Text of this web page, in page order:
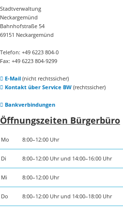
Stadtverwaltung
Neckargemünd
Bahnhofstraße 54
69151 Neckargemünd
Telefon: +49 6223 804-0
Fax: +49 6223 804-9299
E-Mail(nicht rechtssicher)
Kontakt über Service BW(rechtssicher)
Bankverbindungen
Öffnungszeiten Bürgerbüro
Mo 8:00–12:00 Uhr
Di 8:00–12:00 Uhr und 14:00–16:00 Uhr
Mi 8:00–12:00 Uhr
Do 8:00–12:00 Uhr und 14:00–18:00 Uhr